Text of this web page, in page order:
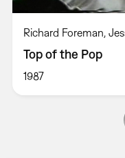
Richard Foreman,
Top of the Pop
1987